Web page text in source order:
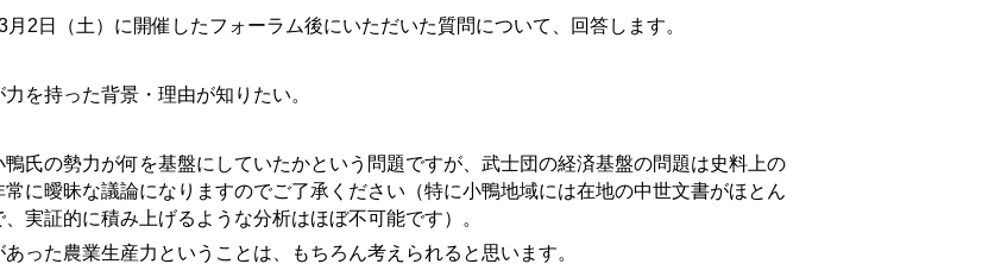
2日（土）に 開催したフォーラム後にいただいた質問について、回答します。
を持った背景・理由が知りたい。
氏の勢力が何を基盤にしていたかという問題ですが、武士団の経済基盤の問題は史料上の
常に曖昧な議論になりますのでご了承ください（特に小鴨地域には在地の中世文書がほとん
、実証的に積み上げるような分析はほぼ不可能です）。
った農業生産力ということは、もちろん考えられると思います。